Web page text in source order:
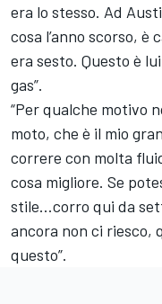
era lo stesso. Ad
cosa l’anno scorso, è
era sesto. Questo è
gas”.
“Per qualche motivo
moto, che è il mio
correre con molta
cosa migliore. Se
stile...corro qui da
ancora non ci riesco,
questo”.